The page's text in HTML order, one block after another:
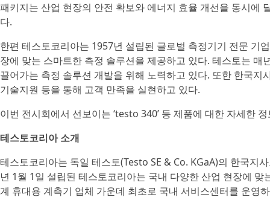
패키지는 산업 현장의 안전 확보와 에너지 효율 개선을 동시에
다.
한편 테스토코리아는 1957년 설립된 글로벌 측정기기 전문 기
장에 맞는 스마트한 측정 솔루션을 제공하고 있다. 테스토는
끌어가는 측정 솔루션 개발을 위해 노력하고 있다. 또한 한국
기술지원 등을 통해 고객 만족을 실현하고 있다.
이번 전시회에서 선보이는 ‘testo 340’ 등 제품에 대한 자세한
테스토코리아 소개
테스토코리아는 독일 테스토(Testo SE & Co. KGaA)의 한국지
년 1월 1일 설립된 테스토코리아는 국내 다양한 산업 현장에
계 휴대용 계측기 업체 가운데 최초로 국내 서비스센터를 운영